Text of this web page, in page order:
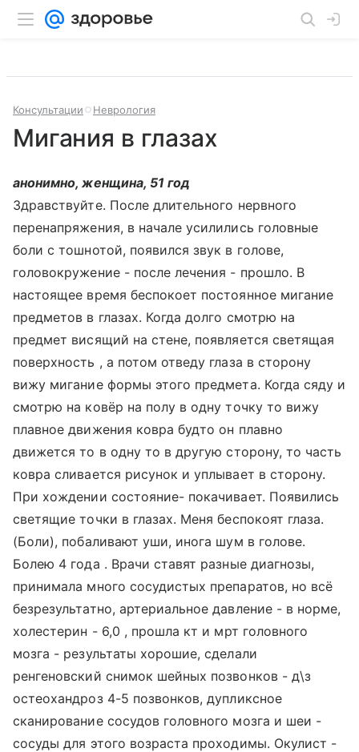
Консультации Неврология
Мигания в глазах
анонимно, женщина, 51 год
Здравствуйте. После длительного нервного
перенапряжения, в начале усилились головные
боли с тошнотой, появился звук в голове,
головокружение - после лечения - прошло. В
настоящее время беспокоет постоянное мигание
предметов в глазах. Когда долго смотрю на
предмет висящий на стене, появляется светящая
поверхность , а потом отведу глаза в сторону
вижу мигание формы этого предмета. Когда сяду и
смотрю на ковёр на полу в одну точку то вижу
плавное движения ковра будто он плавно
движется то в одну то в другую сторону, то часть
ковра сливается рисунок и уплывает в сторону.
При хождении состояние- покачивает. Появились
светящие точки в глазах. Меня беспокоят глаза.
(Боли), побаливают уши, инога шум в голове.
Болею 4 года . Врачи ставят разные диагнозы,
принимала много сосудистых препаратов, но всё
безрезультатно, артериальное давление - в норме,
холестерин - 6,0 , прошла кт и мрт головного
мозга - результаты хорошие, сделали
ренгеновский снимок шейных позвонков - д\з
остеохандроз 4-5 позвонков, дупликсное
сканирование сосудов головного мозга и шеи -
сосуды для этого возраста проходимы. Окулист -